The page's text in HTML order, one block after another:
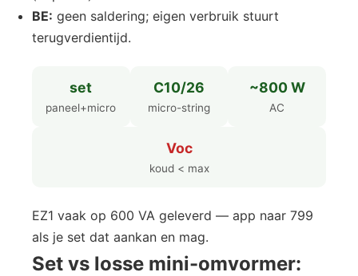
BE: geen saldering; eigen verbruik stuurt
terugverdientijd.
set
paneel+micro
C10/26
micro-string
~800 W
AC
Voc
koud < max
EZ1 vaak op 600 VA geleverd — app naar 799
als je set dat aankan en mag.
Set vs losse mini-omvormer: